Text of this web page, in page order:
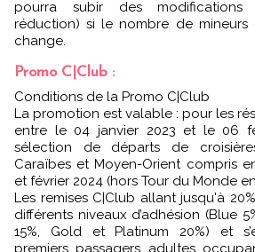
pourra subir des modifications
réduction) si le nombre de
change.
Promo C|Club :
Conditions de la Promo C|Club
La promotion est valable : pour les
entre le 04 janvier 2023 et le 06
sélection de départs de
Caraïbes et Moyen-Orient compris
et février 2024 (hors Tour du Monde
Les remises C|Club allant jusqu'à
différents niveaux d’adhésion (Blue
15%, Gold et Platinum 20%) et
premiers passagers adultes